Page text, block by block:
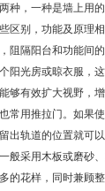
种，一种是墙上用
区别，功能及原理
阻隔阳台和功能间
阳光房或晾衣服，
够有效扩大视野，
常用推拉门。如果
出轨道的位置就可
般采用木板或磨砂
的花样，同时兼顾